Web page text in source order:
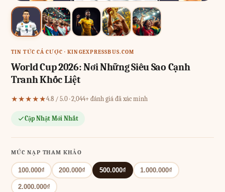
TIN TỨC CÁ CƯỢC · KINGEXPRESSBUS.COM
World Cup 2026: Nơi Những Siêu Sao Cạnh
Tranh Khốc Liệt
★★★★★4.8 / 5.0 · 2,044+ đánh giá đã xác minh
Cập Nhật Mới Nhất
MỨC NẠP THAM KHẢO
100.000₫ 200.000₫ 500.000₫ 1.000.000₫
2.000.000₫